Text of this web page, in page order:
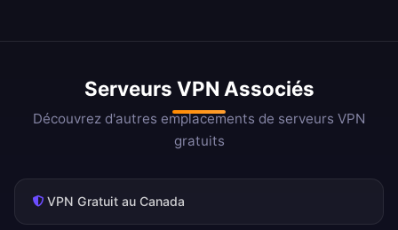
Serveurs VPN Associés
Découvrez d'autres emplacements de serveurs VPN
gratuits
VPN Gratuit au Canada